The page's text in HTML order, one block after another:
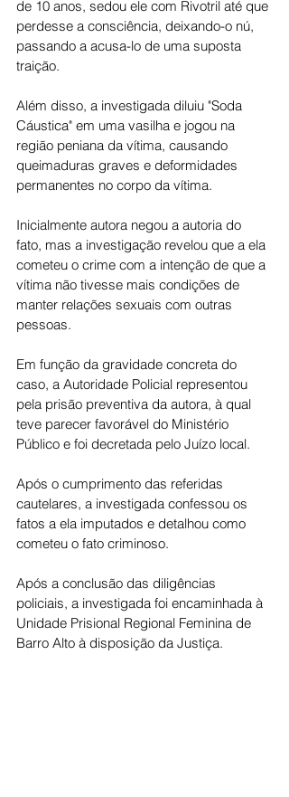
de 10 anos, sedou ele com Rivotril até que
perdesse a consciência, deixando-o nú,
passando a acusa-lo de uma suposta
traição.
Além disso, a investigada diluiu "Soda
Cáustica" em uma vasilha e jogou na
região peniana da vítima, causando
queimaduras graves e deformidades
permanentes no corpo da vítima.
Inicialmente autora negou a autoria do
fato, mas a investigação revelou que a ela
cometeu o crime com a intenção de que a
vítima não tivesse mais condições de
manter relações sexuais com outras
pessoas.
Em função da gravidade concreta do
caso, a Autoridade Policial representou
pela prisão preventiva da autora, à qual
teve parecer favorável do Ministério
Público e foi decretada pelo Juízo local.
Após o cumprimento das referidas
cautelares, a investigada confessou os
fatos a ela imputados e detalhou como
cometeu o fato criminoso.
Após a conclusão das diligências
policiais, a investigada foi encaminhada à
Unidade Prisional Regional Feminina de
Barro Alto à disposição da Justiça.